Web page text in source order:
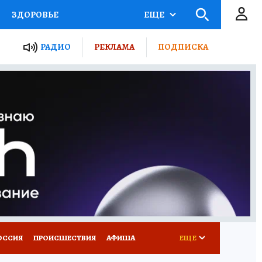
ЗДОРОВЬЕ
РОССИИ
ПУТЕВОДИТЕЛЬ
ПОТРЕБИТЕЛЯ
ЕЩЕ
РАДИО РЕКЛАМА ПОДПИСКА
ПРОИСШЕСТВИЯ АФИША ЕЩЕ